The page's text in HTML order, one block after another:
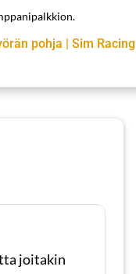
pohja |Sim Racing
joitakin